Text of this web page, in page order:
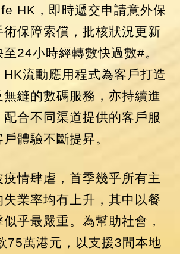
HK，即時遞交申請意外保
術保障索償，批核狀況更新
24小時經轉數快過數#。
流動應用程式為客戶打造
縫的數碼服務，亦持續進
合不同渠道提供的客戶服
體驗不斷提昇。
情肆虐，首季幾乎所有主
業率均有上升，其中以餐
乎最嚴重。為幫助社會，
75萬港元，以支援3間本地